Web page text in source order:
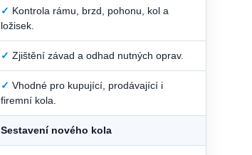
✓ Kontrola rámu, brzd, pohonu, kol a
ložisek.
✓ Zjištění závad a odhad nutných oprav.
✓ Vhodné pro kupující, prodávající i
firemní kola.
Sestavení nového kola